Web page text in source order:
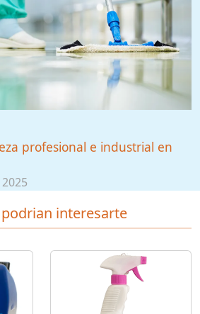
profesional e industrial en
interesarte